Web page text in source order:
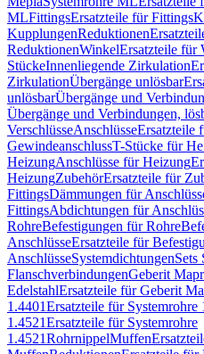
MLFittingsErsatzteile für Fittings
KupplungenReduktionen
ReduktionenWinkelErsatzteile für
StückeInnenliegende Zirkulation
ZirkulationÜbergänge unlösbar
unlösbarÜbergänge und
Übergänge und Verbindungen,
VerschlüsseAnschlüsseErsatzteile
GewindeanschlussT-Stücke für
HeizungAnschlüsse für Heizung
HeizungZubehörErsatzteile für
FittingsDämmungen für
FittingsAbdichtungen für
RohreBefestigungen für Rohre
AnschlüsseErsatzteile für
AnschlüsseSystemdichtungenSets
FlanschverbindungenGeberit
EdelstahlErsatzteile für Geberit
1.4401Ersatzteile für Systemrohre
1.4521Ersatzteile für Systemrohre
1.4521RohrnippelMuffen